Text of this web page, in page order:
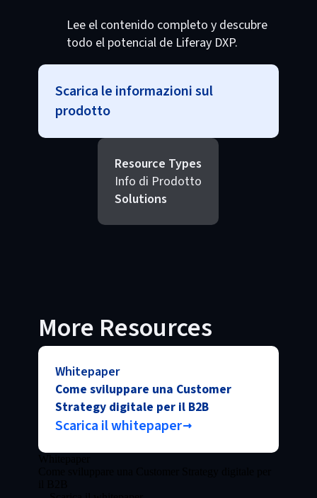
Lee el contenido completo y descubre
todo el potencial de Liferay DXP.
Scarica le informazioni sul
prodotto
Resource Types
Info di Prodotto
Solutions
More Resources
Whitepaper
Come sviluppare una Customer
Strategy digitale per il B2B
Scarica il whitepaper